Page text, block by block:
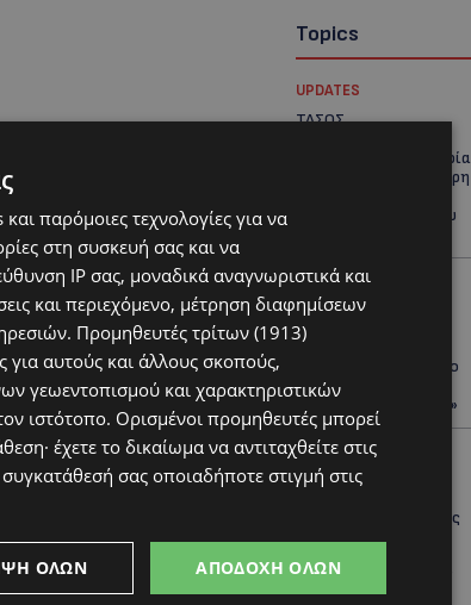
Topics
UPDATES
ΤΑΣΟΣ
συγκλονιστική ιστορία
του 12χρονου Δημήτρη
12.500 ευρώ που του
UPDATES
ΧΩΡΙΣ ΣΩΣΣΙΒΙΟ Η
ΘΑΛΑΣΣΙΑ ΣΥΝΔΕΣΗ
ΚΥΠΡΟΥ-ΕΛΛΑΔΑΣ:
«Χωρίς επιδότηση το
πλοίο δεν θα
ξανασηκώσει άγκυρα»
UPDATES
ΛΕΥΚΩΣΙΑ: Χειροπέδες
να παραπλάνησε την
Αστυνομία
παρόμοιες τεχνολογίες για να
στη συσκευή σας και να
IP σας, μοναδικά αναγνωριστικά και
και περιεχόμενο, μέτρηση διαφημίσεων
Προμηθευτές τρίτων (1913)
για αυτούς και άλλους σκοπούς,
γεωεντοπισμού και χαρακτηριστικών
ιστότοπο. Ορισμένοι προμηθευτές μπορεί
έχετε το δικαίωμα να αντιταχθείτε στις
σας οποιαδήποτε στιγμή στις
ΑΠΟΔΟΧΉ ΌΛΩΝ
ΌΛΩΝ